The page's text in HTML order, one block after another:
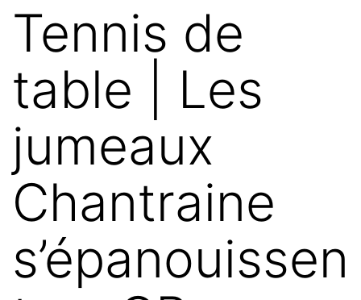
Tennis de
table | Les
jumeaux
Chantraine
s’épanouissen